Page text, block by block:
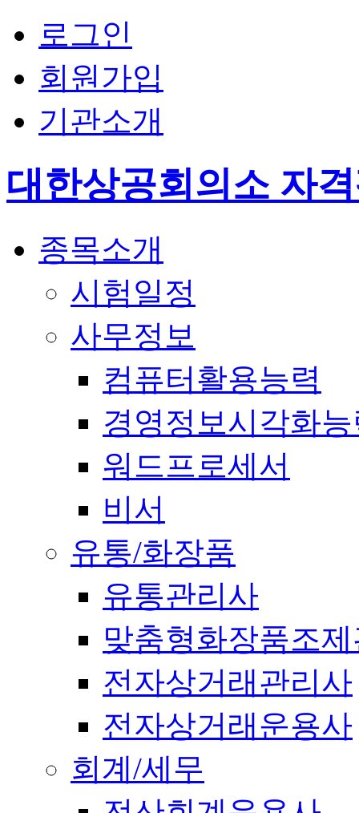
로그인
회원가입
기관소개
대한상공회의소 자
종목소개
시험일정
사무정보
컴퓨터활용능력
경영정보시각화
워드프로세서
비서
유통/화장품
유통관리사
맞춤형화장품조
전자상거래관리사
전자상거래운용사
회계/세무